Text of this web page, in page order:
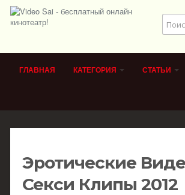
ГЛАВНАЯ КАТЕГОРИЯ СТАТЬИ
Эротические
Секси Клипы 2012